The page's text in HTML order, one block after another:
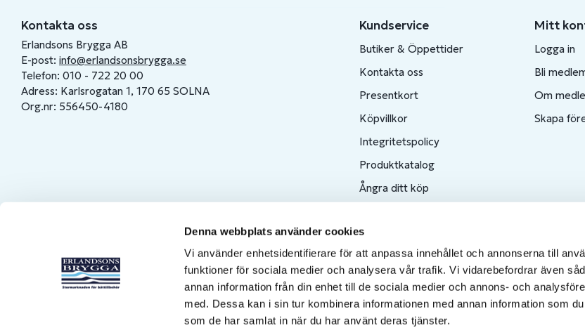
Denna webbplats använder cookies
Vi använder enhetsidentifierare för att anpassa innehållet och annonserna till
funktioner för sociala medier och analysera vår trafik. Vi vidarebefordrar även
annan information från din enhet till de sociala medier och annons- och
med. Dessa kan i sin tur kombinera informationen med annan information som
som de har samlat in när du har använt deras tjänster.
Kontakta oss
Erlandsons Brygga AB
E-post: info@erlandsonsbrygga.se
Telefon: 010 - 722 20 00
Adress: Karlsrogatan 1, 170 65 SOLNA
Org.nr: 556450-4180
Kundservice
Butiker & Öppettider
Kontakta oss
Presentkort
Köpvillkor
Integritetspolicy
Produktkatalog
Ångra ditt köp
Mitt
Logga in
Bli
Om
Skapa